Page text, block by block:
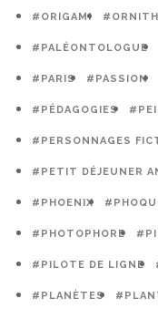
#ORIGAMI
#PALÉONTOLOGUE
#PARIS #PASSION
#PÉDAGOGIES
#PERSONNAGES
#PETIT DÉJEUNER
#PHOENIX
#PHOTOPHORE
#PILOTE DE LIGNE
#PLANÈTES